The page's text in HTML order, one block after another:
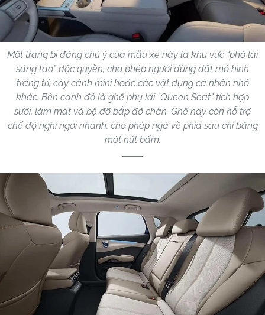
Một trang bị đáng chú ý của mẫu xe này là khu vực “phó lái
sáng tạo” độc quyền, cho phép người dùng đặt mô hình
trang trí, cây cảnh mini hoặc các vật dụng cá nhân nhỏ
khác. Bên cạnh đó là ghế phụ lái “Queen Seat” tích hợp
sưởi, làm mát và bệ đỡ bắp đỡ chân. Ghế này còn hỗ trợ
chế độ nghỉ ngơi nhanh, cho phép ngả về phía sau chỉ bằng
một nút bấm.